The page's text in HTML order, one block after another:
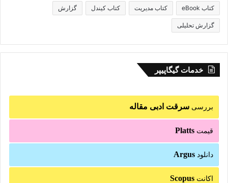
کتاب eBook کتاب مدیریت کتاب کیندل گزارش
گزارش تحلیلی
خدمات گیگاپیپر
بررسی سرقت ادبی مقاله
قیمت Platts
دانلود Argus
اکانت Scopus